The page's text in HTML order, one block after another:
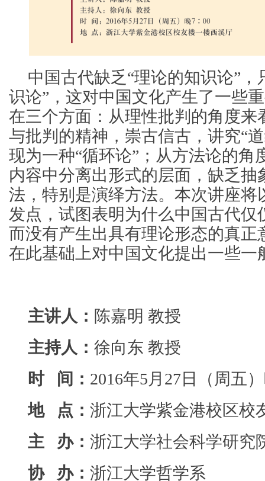
中国古代缺乏“理论的知识论”，
识论”，这对中国文化产生了一些
在三个方面：从理性批判的角度来
与批判的精神，崇古信古，讲究“
现为一种“循环论”；从方法论的角
内容中分离出形式的层面，缺乏抽
法，特别是演绎方法。本次讲座将
发点，试图表明为什么中国古代仅
而没有产生出具有理论形态的真正
在此基础上对中国文化提出一些一
主讲人： 陈嘉明 教授
主持人： 徐向东 教授
时 间： 2016年5月27日（周五
地 点： 浙江大学紫金港校区校
主 办： 浙江大学社会科学研究
协 办： 浙江大学哲学系